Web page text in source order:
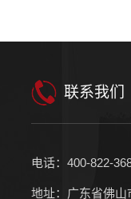
联系我们
电话：400-822-
地址：广东省佛山